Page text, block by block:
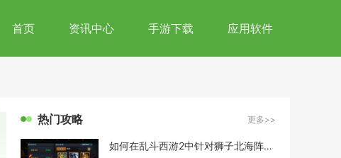
首页 资讯中心 手游下载 应用软件
热门攻略 更多>>
如何在乱斗西游2中针对狮子北海阵容进行克制